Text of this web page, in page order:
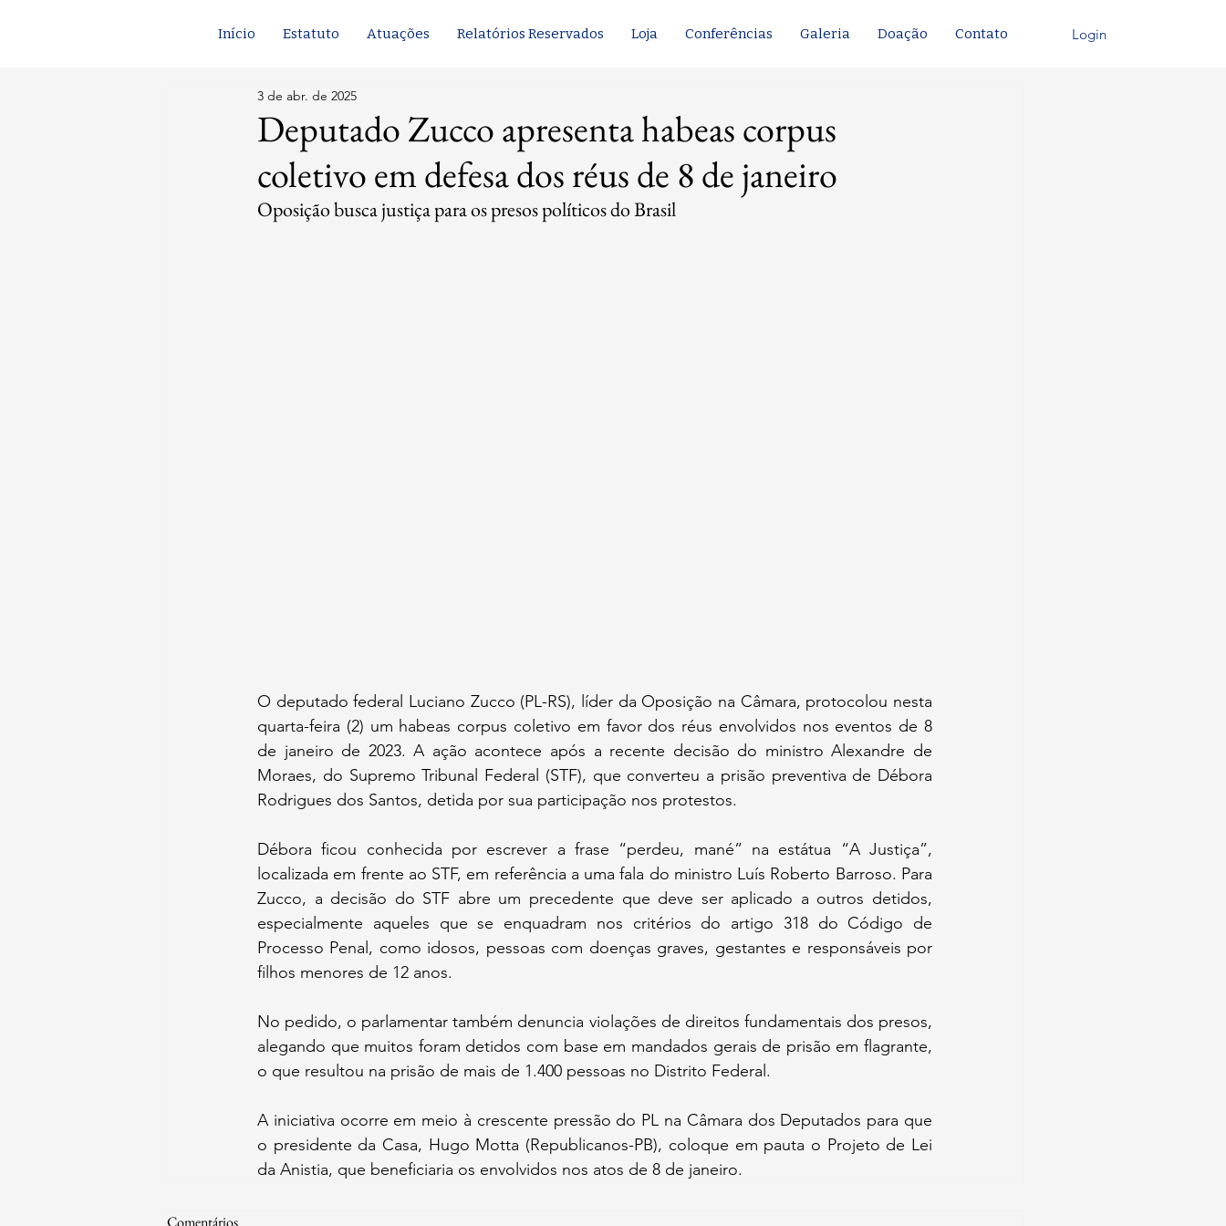
Início Estatuto Atuações Relatórios Reservados Loja Conferências Galeria Doação Contato Login
Deputado Zucco apresenta habeas corpus
coletivo em defesa dos réus de 8 de janeiro
3 de abr. de 2025
Oposição busca justiça para os presos políticos do Brasil
O deputado federal Luciano Zucco (PL-RS), líder da Oposição na Câmara, protocolou nesta
quarta-feira (2) um habeas corpus coletivo em favor dos réus envolvidos nos eventos de 8
de janeiro de 2023. A ação acontece após a recente decisão do ministro Alexandre de
Moraes, do Supremo Tribunal Federal (STF), que converteu a prisão preventiva de Débora
Rodrigues dos Santos, detida por sua participação nos protestos.
Débora ficou conhecida por escrever a frase “perdeu, mané” na estátua “A Justiça”,
localizada em frente ao STF, em referência a uma fala do ministro Luís Roberto Barroso. Para
Zucco, a decisão do STF abre um precedente que deve ser aplicado a outros detidos,
especialmente aqueles que se enquadram nos critérios do artigo 318 do Código de
Processo Penal, como idosos, pessoas com doenças graves, gestantes e responsáveis por
filhos menores de 12 anos.
No pedido, o parlamentar também denuncia violações de direitos fundamentais dos presos,
alegando que muitos foram detidos com base em mandados gerais de prisão em flagrante,
o que resultou na prisão de mais de 1.400 pessoas no Distrito Federal.
A iniciativa ocorre em meio à crescente pressão do PL na Câmara dos Deputados para que
o presidente da Casa, Hugo Motta (Republicanos-PB), coloque em pauta o Projeto de Lei
da Anistia, que beneficiaria os envolvidos nos atos de 8 de janeiro.
Comentários